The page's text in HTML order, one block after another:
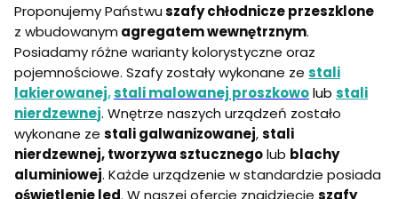
Proponujemy Państwuszafy chłodnicze przeszklone
z wbudowanym agregatem wewnętrznym.
Posiadamy różne warianty kolorystyczne oraz
pojemnościowe. Szafy zostały wykonane ze stali
lakierowanej,stali malowanej proszkowolub stali
nierdzewnej. Wnętrze naszych urządzeń zostało
wykonane ze stali galwanizowanej,stali
nierdzewnej, tworzywa sztucznegolub blachy
aluminiowej. Każde urządzenie w standardzie posiada
oświetlenie led. W naszej ofercie znajdziecie szafy